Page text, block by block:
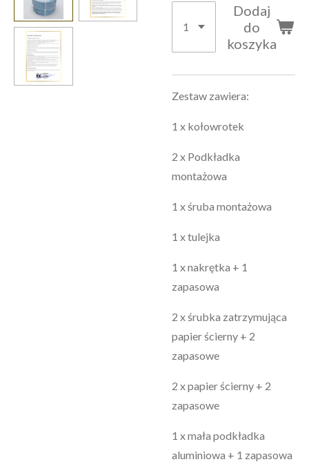
Dodaj
do
koszyka
Zestaw zawiera:
1 x kołowrotek
2 x Podkładka
montażowa
1 x śruba montażowa
1 x tulejka
1 x nakrętka + 1
zapasowa
2 x śrubka zatrzymująca
papier ścierny + 2
zapasowe
2 x papier ścierny + 2
zapasowe
1 x mała podkładka
aluminiowa + 1 zapasowa